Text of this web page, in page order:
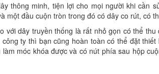
thông minh, tiện lợi cho mọi người khi cần
một đầu cuộn tròn trong đó có dây co rút, có
với dây truyền thống là rất nhỏ gọn có thể
ty thì bạn cũng hoàn toàn có thể đặt
móc khóa được và có nút phía sau hộp